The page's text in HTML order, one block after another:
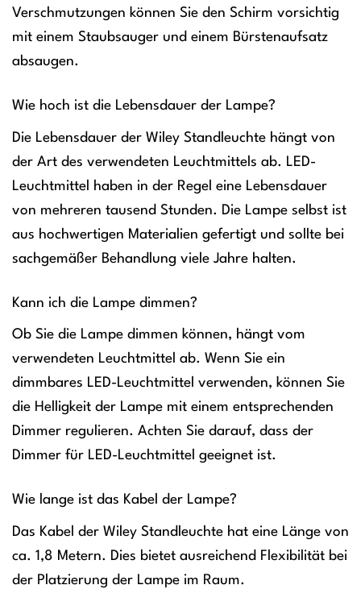
Verschmutzungen können Sie den Schirm vorsichtig
mit einem Staubsauger und einem Bürstenaufsatz
absaugen.
Wie hoch ist die Lebensdauer der Lampe?
Die Lebensdauer der Wiley Standleuchte hängt von
der Art des verwendeten Leuchtmittels ab. LED-
Leuchtmittel haben in der Regel eine Lebensdauer
von mehreren tausend Stunden. Die Lampe selbst ist
aus hochwertigen Materialien gefertigt und sollte bei
sachgemäßer Behandlung viele Jahre halten.
Kann ich die Lampe dimmen?
Ob Sie die Lampe dimmen können, hängt vom
verwendeten Leuchtmittel ab. Wenn Sie ein
dimmbares LED-Leuchtmittel verwenden, können Sie
die Helligkeit der Lampe mit einem entsprechenden
Dimmer regulieren. Achten Sie darauf, dass der
Dimmer für LED-Leuchtmittel geeignet ist.
Wie lange ist das Kabel der Lampe?
Das Kabel der Wiley Standleuchte hat eine Länge von
ca. 1,8 Metern. Dies bietet ausreichend Flexibilität bei
der Platzierung der Lampe im Raum.